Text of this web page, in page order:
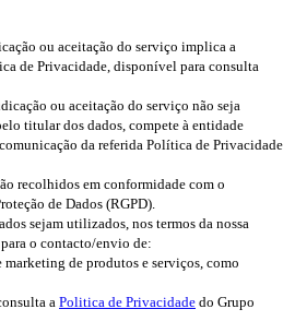
ou aceitação do serviço implica a
de Privacidade, disponível para consulta
ou aceitação do serviço não seja
titular dos dados, compete à entidade
da referida Política de Privacidade
recolhidos em conformidade com o
de Dados (RGPD).
sejam utilizados, nos termos da nossa
o contacto/envio de:
marketing de produtos e serviços, como
a Politica de Privacidade do Grupo